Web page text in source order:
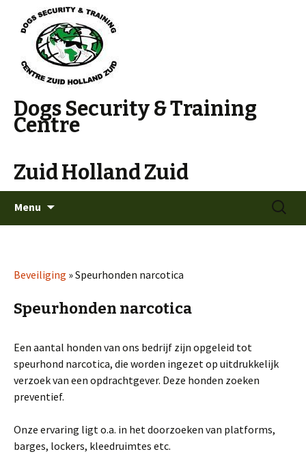
Dogs Security & Training
Centre
Zuid Holland Zuid
Menu
Zoeken
naar:
Beveiliging »Speurhonden narcotica
Speurhonden narcotica
Een aantal honden van ons bedrijf zijn opgeleid tot
speurhond narcotica, die worden ingezet op uitdrukkelijk
verzoek van een opdrachtgever. Deze honden zoeken
preventief.
Onze ervaring ligt o.a. in het doorzoeken van platforms,
barges, lockers, kleedruimtes etc.